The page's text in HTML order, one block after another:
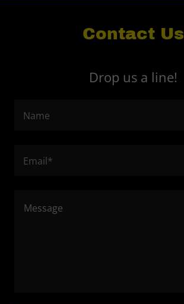
Contact Us
Drop us a line!
Name
Email*